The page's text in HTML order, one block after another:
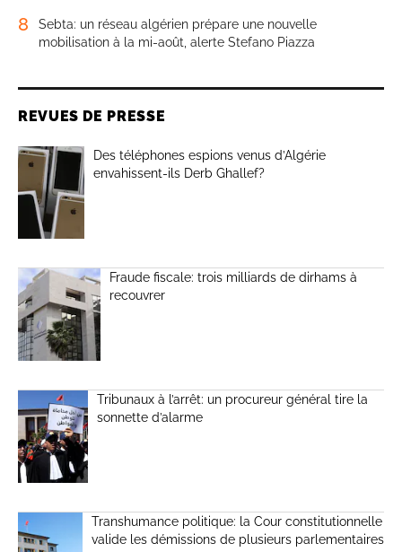
8
Sebta: un réseau algérien prépare une nouvelle
mobilisation à la mi-août, alerte Stefano Piazza
REVUES DE PRESSE
Des téléphones espions venus d’Algérie
envahissent-ils Derb Ghallef?
Fraude fiscale: trois milliards de dirhams à
recouvrer
Tribunaux à l’arrêt: un procureur général tire la
sonnette d’alarme
Transhumance politique: la Cour constitutionnelle
valide les démissions de plusieurs parlementaires